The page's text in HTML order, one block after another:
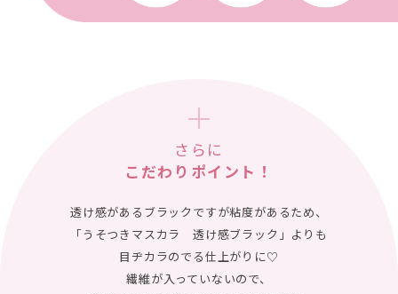
さらに
こだわりポイント！
透け感があるブラックですが粘度があるため、
「うそつきマスカラ 透け感ブラック」よりも
目ヂカラのでる仕上がりに♡
繊維が入っていないので、